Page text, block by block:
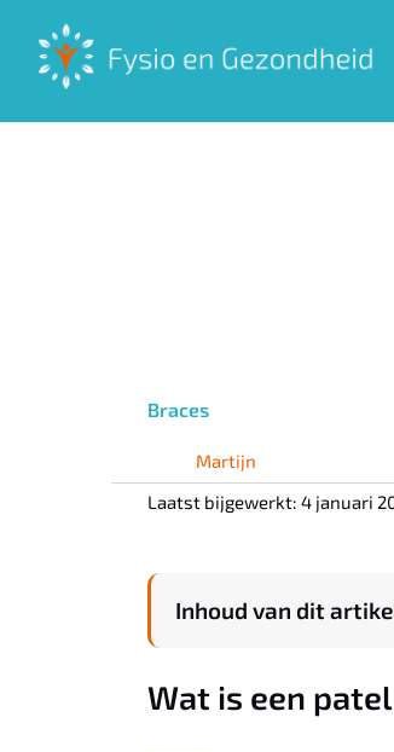
inhoud
Braces
Martijn
Laatst bijgewerkt: 4 januari
Inhoud van dit
Wat is een